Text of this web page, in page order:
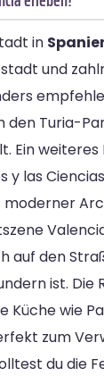
in
und
den Turia-
Ein
y las
auf den
ist. Die
Küche wie
zum
du die